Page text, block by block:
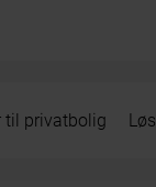
til privatbolig